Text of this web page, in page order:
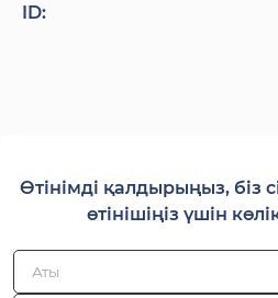
ID:
Өтінімді қалдырыңыз, біз
өтінішіңіз үшін